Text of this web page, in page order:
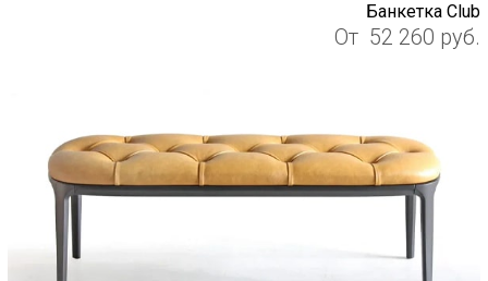
Банкетка Club
От 52 260 руб.